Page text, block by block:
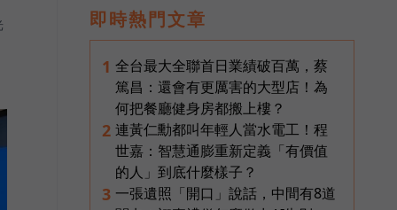
即時熱門文章
1 全台最大全聯首日業績破百萬，蔡
篤昌：還會有更厲害的大型店！為
何把餐廳健身房都搬上樓？
2 連黃仁勳都叫年輕人當水電工！程
世嘉：智慧通膨重新定義「有價值
的人」到底什麼樣子？
3 一張遺照「開口」說話，中間有8道